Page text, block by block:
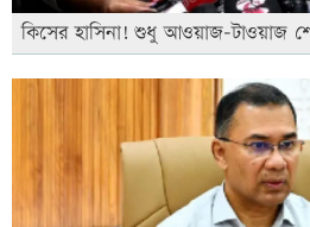
কিসের হাসিনা! শুধু আওয়াজ-টাওয়াজ শোনা